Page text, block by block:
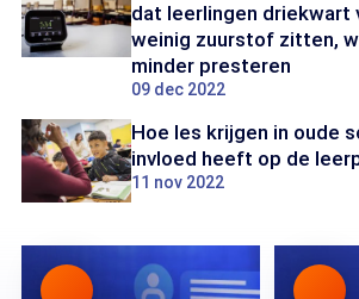
dat leerlingen driekwart
weinig zuurstof zitten,
minder presteren
09 dec 2022
Hoe les krijgen in oude
invloed heeft op de
11 nov 2022